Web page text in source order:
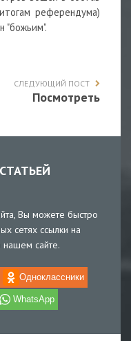
референдума)
"божьим".
СЛЕДУЮЩИЙ ПОСТ
Посмотреть
Вы можете быстро
сетях ссылки на
нашем сайте.
Одноклассники
WhatsApp